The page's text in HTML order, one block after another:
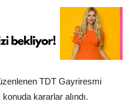
TDT Gayriresmi
kararlar alındı.